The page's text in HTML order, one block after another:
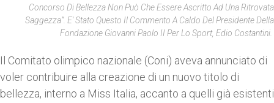
Concorso Di Bellezza Non Può Che Essere Ascritto Ad Una Ritrovata
Saggezza”. E' Stato Questo Il Commento A Caldo Del Presidente Della
Fondazione Giovanni Paolo II Per Lo Sport, Edio Costantini.
Il Comitato olimpico nazionale (Coni) aveva annunciato di
voler contribuire alla creazione di un nuovo titolo di
bellezza, interno a Miss Italia, accanto a quelli già esistenti